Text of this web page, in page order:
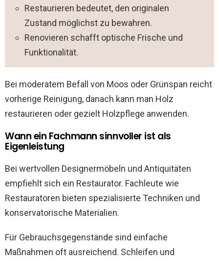
Restaurieren bedeutet, den originalen
Zustand möglichst zu bewahren.
Renovieren schafft optische Frische und
Funktionalität.
Bei moderatem Befall von Moos oder Grünspan reicht
vorherige Reinigung, danach kann man Holz
restaurieren oder gezielt Holzpflege anwenden.
Wann ein Fachmann sinnvoller ist als
Eigenleistung
Bei wertvollen Designermöbeln und Antiquitäten
empfiehlt sich ein Restaurator. Fachleute wie
Restauratoren bieten spezialisierte Techniken und
konservatorische Materialien.
Für Gebrauchsgegenstände sind einfache
Maßnahmen oft ausreichend. Schleifen und